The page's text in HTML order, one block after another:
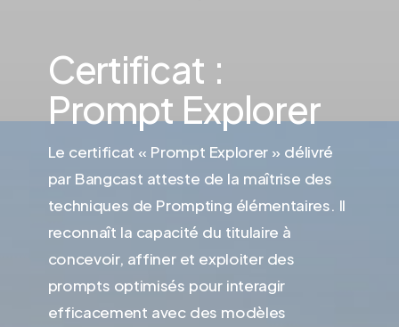
Certificat :
Prompt Explorer
Le certificat « Prompt Explorer » délivré
par Bangcast atteste de la maîtrise des
techniques de Prompting élémentaires. Il
reconnaît la capacité du titulaire à
concevoir, affiner et exploiter des
prompts optimisés pour interagir
efficacement avec des modèles